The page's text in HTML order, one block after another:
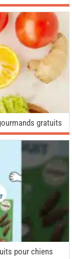
gratuits
pour chiens